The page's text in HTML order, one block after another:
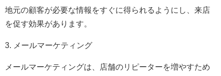
地元の顧客が必要な情報をすぐに得られるようにし、来店
を促す効果があります。
3. メールマーケティング
メールマーケティングは、店舗のリピーターを増やすため